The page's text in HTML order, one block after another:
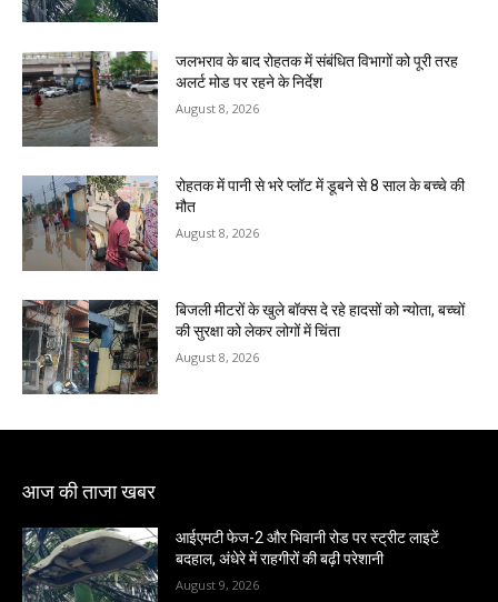
जलभराव के बाद रोहतक में संबंधित विभागों को पूरी तरह
अलर्ट मोड पर रहने के निर्देश
August 8, 2026
रोहतक में पानी से भरे प्लॉट में डूबने से 8 साल के बच्चे की
मौत
August 8, 2026
बिजली मीटरों के खुले बॉक्स दे रहे हादसों को न्योता, बच्चों
की सुरक्षा को लेकर लोगों में चिंता
August 8, 2026
आज की ताजा खबर
आईएमटी फेज-2 और भिवानी रोड पर स्ट्रीट लाइटें
बदहाल, अंधेरे में राहगीरों की बढ़ी परेशानी
August 9, 2026